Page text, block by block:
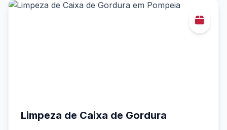
Limpeza de Caixa de Gordura